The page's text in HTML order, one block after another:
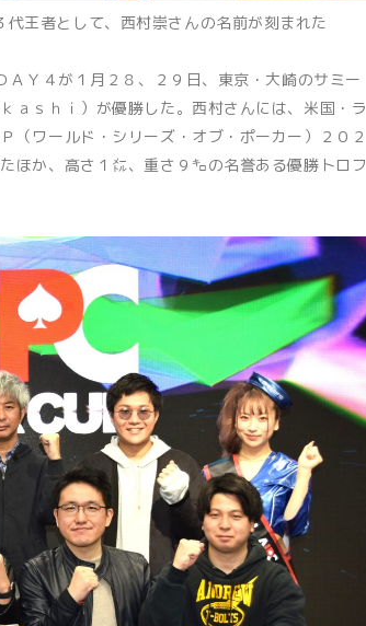
王者として、西村崇さんの名前が刻まれた
Ｙ４が１月２８、２９日、東京・大崎のサミー
ａｓｈｉ）が優勝した。西村さんには、米国・ラ
（ワールド・シリーズ・オブ・ポーカー）２０２
ほか、高さ１㍍、重さ９㌔の名誉ある優勝トロフ